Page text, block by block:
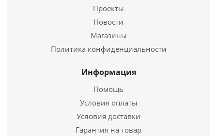
4 508
Купить в 1 клик
Проекты
Новости
Магазины
Политика конфиденциальности
Информация
Помощь
Условия оплаты
Условия доставки
Гарантия на товар